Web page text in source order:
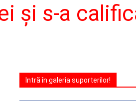
şi s-a
Intră în galeria suporterilor!